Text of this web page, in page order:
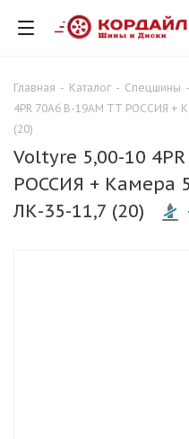
Главная - Каталог - Спецшины -
4PR 70A6 В-19АМ TT РОССИЯ +
(20)
Voltyre 5,00-10
РОССИЯ + Камера
ЛК-35-11,7 (20)